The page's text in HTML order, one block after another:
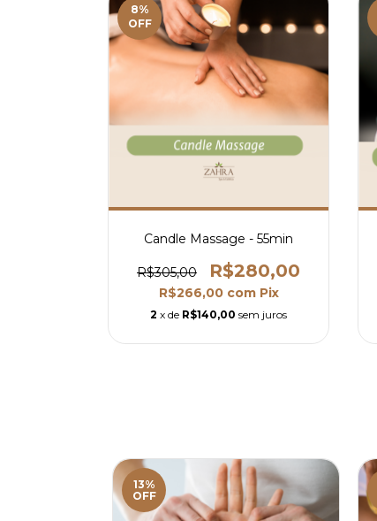
8%
OFF
Candle Massage - 55min
R$305,00 R$280,00
R$266,00 com Pix
2 x de R$140,00 sem juros
13%
OFF